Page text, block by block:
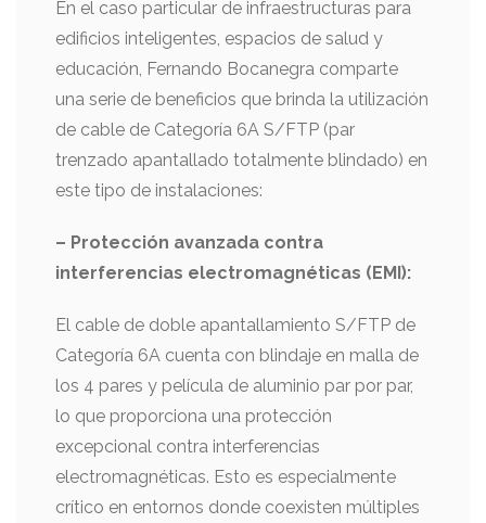
En el caso particular de infraestructuras para
edificios inteligentes, espacios de salud y
educación, Fernando Bocanegra comparte
una serie de beneficios que brinda la utilización
de cable de Categoría 6A S/FTP (par
trenzado apantallado totalmente blindado) en
este tipo de instalaciones:
– Protección avanzada contra
interferencias electromagnéticas (EMI):
El cable de doble apantallamiento S/FTP de
Categoría 6A cuenta con blindaje en malla de
los 4 pares y película de aluminio par por par,
lo que proporciona una protección
excepcional contra interferencias
electromagnéticas. Esto es especialmente
crítico en entornos donde coexisten múltiples